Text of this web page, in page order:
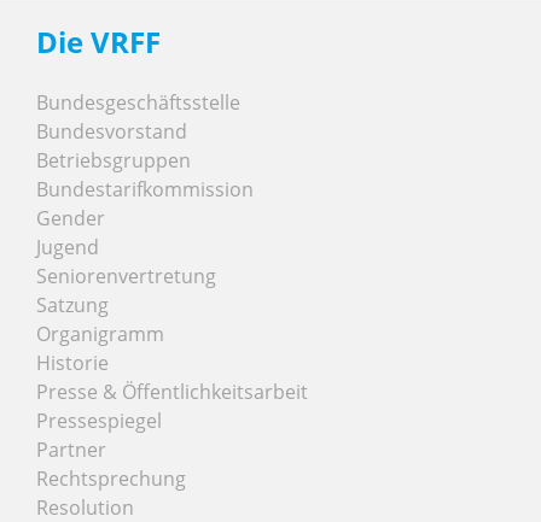
Die VRFF
Bundesgeschäftsstelle
Bundesvorstand
Betriebsgruppen
Bundestarifkommission
Gender
Jugend
Seniorenvertretung
Satzung
Organigramm
Historie
Presse & Öffentlichkeitsarbeit
Pressespiegel
Partner
Rechtsprechung
Resolution